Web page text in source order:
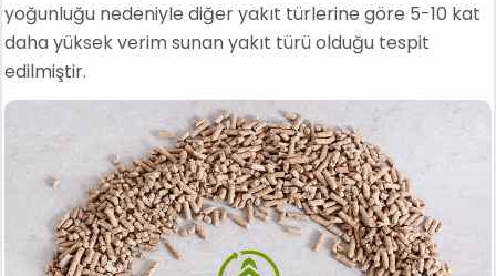
yoğunluğu nedeniyle diğer yakıt türlerine göre 5-10 kat
daha yüksek verim sunan yakıt türü olduğu tespit
edilmiştir.